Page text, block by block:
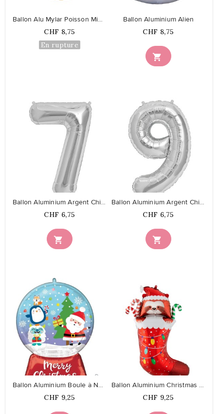
Ballon Alu Mylar Poisson Mignon
Prix
CHF 8,75
En rupture

Ballon Aluminium Alien
Prix
CHF 8,75

Ballon Aluminium Argent Chiffre 7
Prix
CHF 6,75

Ballon Aluminium Argent Chiffre 9
Prix
CHF 6,75
favorite_border
Ballon Aluminium Boule à Neige
Prix
CHF 9,25
Ballon Aluminium Christmas Sloth
Prix
CHF 9,25